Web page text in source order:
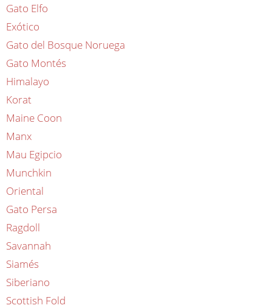
Gato Elfo
Exótico
Gato del Bosque Noruega
Gato Montés
Himalayo
Korat
Maine Coon
Manx
Mau Egipcio
Munchkin
Oriental
Gato Persa
Ragdoll
Savannah
Siamés
Siberiano
Scottish Fold